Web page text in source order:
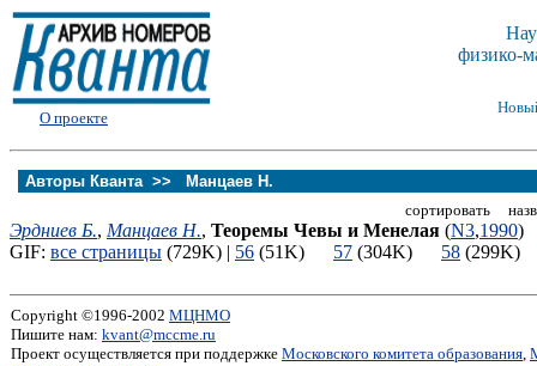
О проекте
физико-
Авторы Кванта >>
Манцаев Н.
сортировать
Эрдниев Б., Манцаев Н., Теоремы Чевы и Менелая (N3,1990)
GIF: все страницы (729K) | 56 (51K) 57 (304K) 58
Copyright ©1996-2002 МЦНМО
Пишите нам: kvant@mccme.ru
Проект осуществляется при поддержке Московского комитета образования,